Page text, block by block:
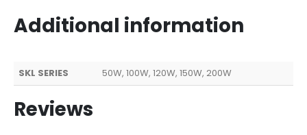
Additional information
SKL SERIES 50W, 100W, 120W, 150W, 200W
Reviews